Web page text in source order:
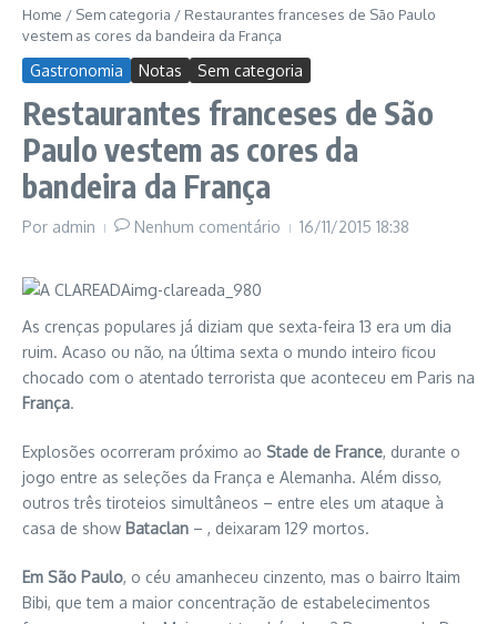
Home / Sem categoria / Restaurantes franceses de São Paulo
vestem as cores da bandeira da França
Gastronomia Notas Sem categoria
Restaurantes franceses de São
Paulo vestem as cores da
bandeira da França
Por admin Nenhum comentário 16/11/2015 18:38
As crenças populares já diziam que sexta-feira 13 era um dia
ruim. Acaso ou não, na última sexta o mundo inteiro ficou
chocado com o atentado terrorista que aconteceu em Paris na
França.
Explosões ocorreram próximo ao Stade de France, durante o
jogo entre as seleções da França e Alemanha. Além disso,
outros três tiroteios simultâneos – entre eles um ataque à
casa de show Bataclan – , deixaram 129 mortos.
Em São Paulo, o céu amanheceu cinzento, mas o bairro Itaim
Bibi, que tem a maior concentração de estabelecimentos